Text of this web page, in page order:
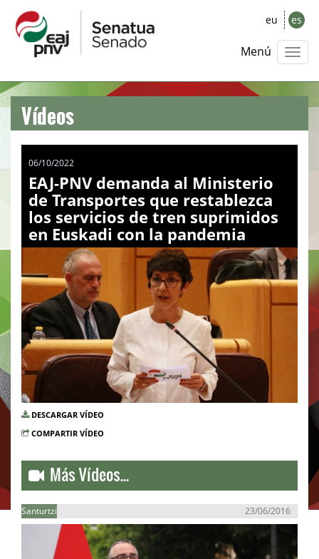
eu es
Menú
Vídeos
06/10/2022
EAJ-PNV demanda al Ministerio
de Transportes que restablezca
los servicios de tren suprimidos
en Euskadi con la pandemia
DESCARGAR VÍDEO
COMPARTIR VÍDEO
Más Vídeos...
Santurtzi 23/06/2016